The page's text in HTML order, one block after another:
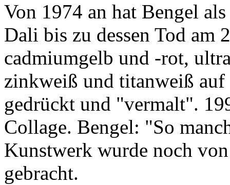
Von 1974 an hat Bengel
Dali bis zu dessen Tod am
cadmiumgelb und -rot,
zinkweiß und titanweiß
gedrückt und "vermalt".
Collage. Bengel: "So
Kunstwerk wurde noch
gebracht.